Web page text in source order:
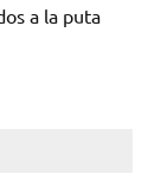
a la puta